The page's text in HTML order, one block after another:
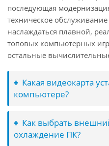
последующая
техническое
наслаждаться плавной,
топовых компьютерных
остальные
Какая видеокарта
компьютере?
Как выбрать
охлаждение ПК?